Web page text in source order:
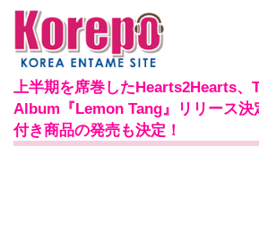
上半期を席巻したHearts2Hearts
Album『Lemon Tang』リリース決
付き商品の発売も決定！